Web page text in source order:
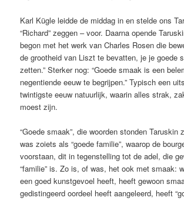
Karl Kügle leidde de middag in en stelde ons
“Richard” zeggen – voor. Daarna opende
begon met het werk van Charles Rosen die
de grootheid van Liszt te bevatten, je je goede
zetten.” Sterker nog: “Goede smaak is een
negentiende eeuw te begrijpen.” Typisch een
twintigste eeuw natuurlijk, waarin alles strak,
moest zijn.
“Goede smaak”, die woorden stonden Taruskin
was zoiets als “goede familie”, waarop de
voorstaan, dit in tegenstelling tot de adel, die
“familie” is. Zo is, of was, het ook met smaak:
een goed kunstgevoel heeft, heeft gewoon
gedistingeerd oordeel heeft aangeleerd, heeft